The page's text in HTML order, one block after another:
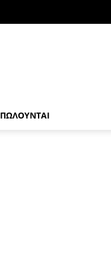
ΠΩΛΟΎΝΤΑΙ